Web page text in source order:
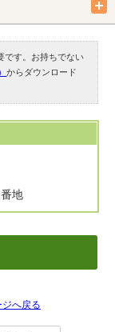
です。お持ちでない
からダウンロード
地
ジへ戻る